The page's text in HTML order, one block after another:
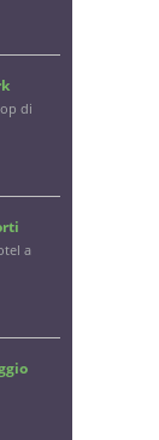
di
a